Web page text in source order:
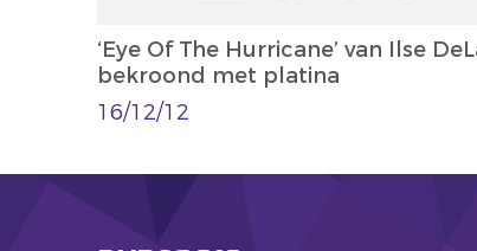
‘Eye Of The Hurricane’ van Ilse
bekroond met platina
16/12/12